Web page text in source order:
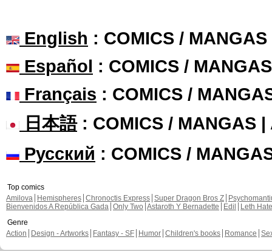
English : COMICS /
Español : COMICS /
Français : COMICS /
日本語: COMICS / MANGAS |
Русский : COMICS /
Top comics
Amilova
Hemispheres Chronoctis Express Super Dragon Bros Z
Bienvenidos A República Gada Only Two Astaroth Y Bernadette Edil
Leth Hate
Genre
Action
Design - Artworks Fantasy - SF Humor Children's books Romance